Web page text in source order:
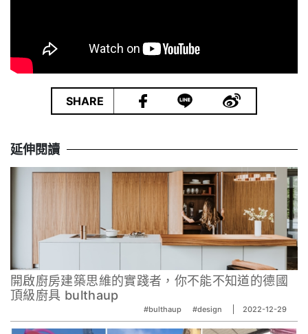
SHARE
延伸閱讀
開啟廚房建築思維的實踐者，你不能不知道的德國
頂級廚具 bulthaup
#bulthaup #design 2022-12-29